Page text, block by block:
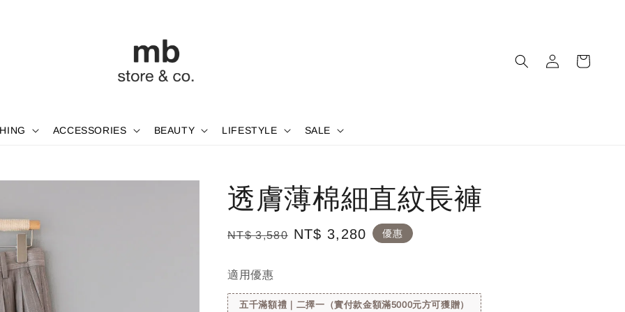
ACCESSORIES BEAUTY LIFESTYLE SALE
透膚薄棉細直紋長褲
Regular
NT$ 3,580 Sale
NT$ 3,280 優惠
適用優惠
五千滿額禮｜二擇一（實付款金額滿5000元方可獲贈）